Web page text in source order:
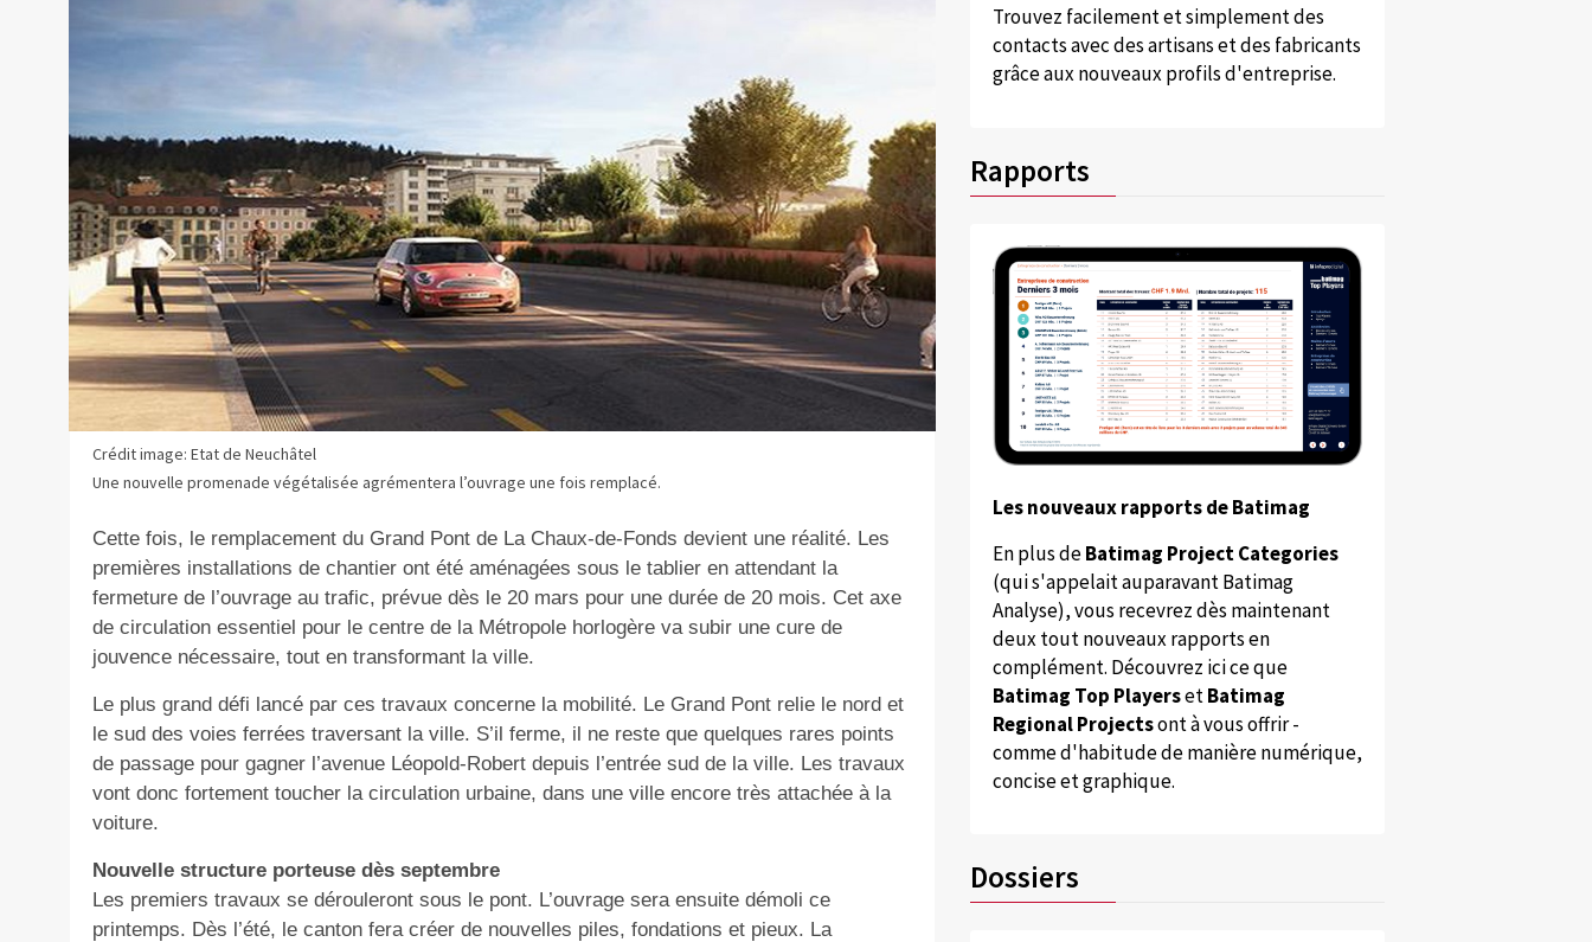
Crédit image: Etat de Neuchâtel
Une nouvelle promenade végétalisée agrémentera l’ouvrage une fois remplacé.
Cette fois, le remplacement du Grand Pont de La Chaux-de-Fonds devient une réalité. Les
premières installations de chantier ont été aménagées sous le tablier en attendant la
fermeture de l’ouvrage au trafic, prévue dès le 20 mars pour une durée de 20 mois. Cet axe
de circulation essentiel pour le centre de la Métropole horlogère va subir une cure de
jouvence nécessaire, tout en transformant la ville.
Le plus grand défi lancé par ces travaux concerne la mobilité. Le Grand Pont relie le nord et
le sud des voies ferrées traversant la ville. S’il ferme, il ne reste que quelques rares points
de passage pour gagner l’avenue Léopold-Robert depuis l’entrée sud de la ville. Les travaux
vont donc fortement toucher la circulation urbaine, dans une ville encore très attachée à la
voiture.
Nouvelle structure porteuse dès septembre
Les premiers travaux se dérouleront sous le pont. L’ouvrage sera ensuite démoli ce
printemps. Dès l’été, le canton fera créer de nouvelles piles, fondations et pieux. La
Trouvez facilement et simplement des
contacts avec des artisans et des fabricants
grâce aux nouveaux profils d'entreprise.
Rapports
Les nouveaux rapports de Batimag
En plus deBatimag Project Categories
(qui s'appelait auparavant Batimag
Analyse), vous recevrez dès maintenant
deux tout nouveaux rapports en
complément. Découvrez ici ce que
Batimag Top PlayersetBatimag
Regional Projectsont à vous offrir -
comme d'habitude de manière numérique,
concise et graphique.
Dossiers